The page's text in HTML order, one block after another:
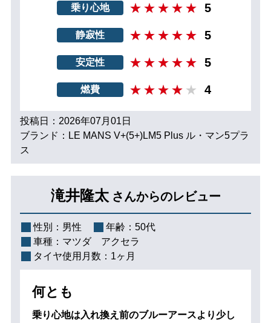
乗り心地 5
静寂性 5
安定性 5
燃費 4
投稿日：2026年07月01日
ブランド：LE MANS V+(5+)LM5 Plus ル・マン5プラ
ス
滝井隆太 さんからのレビュー
性別： 男性 年齢： 50代
車種： マツダ アクセラ
タイヤ使用月数： 1ヶ月
何とも
乗り心地は入れ換え前のブルーアースより少し